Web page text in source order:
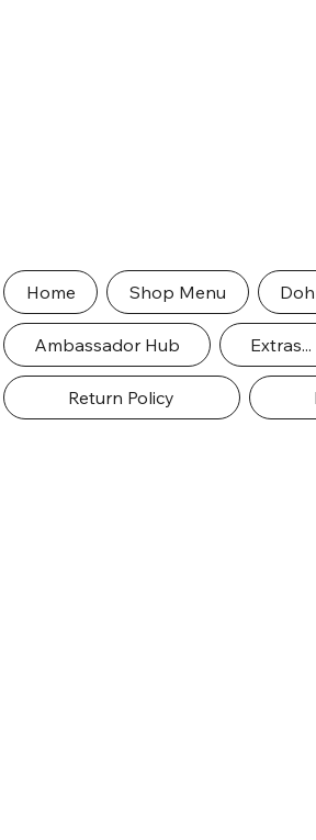
Home Shop Menu
Ambassador Hub Extras...
Return Policy